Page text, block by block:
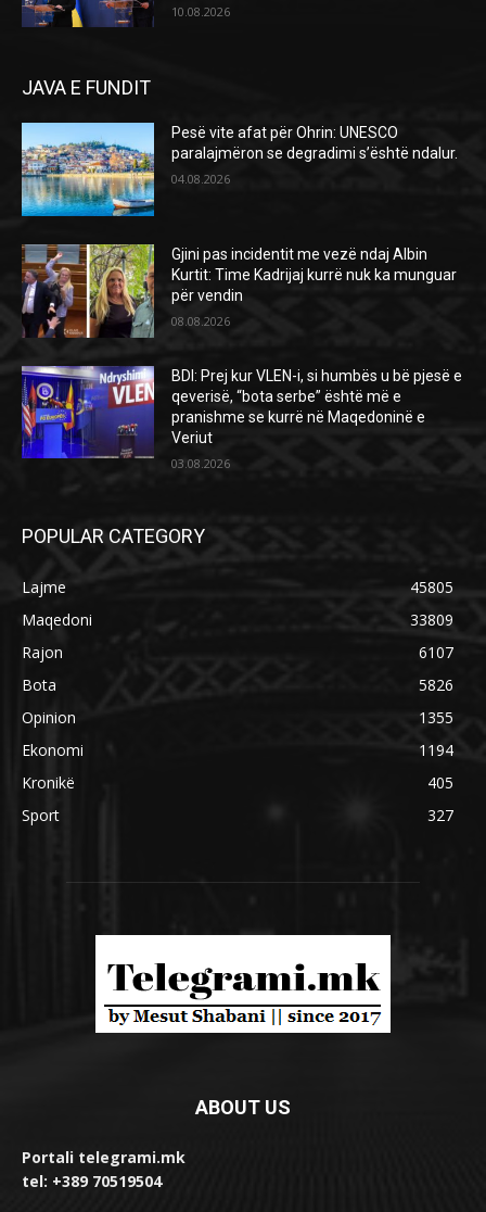
10.08.2026
JAVA E FUNDIT
Pesë vite afat për Ohrin: UNESCO
paralajmëron se degradimi s’është ndalur.
04.08.2026
Gjini pas incidentit me vezë ndaj Albin
Kurtit: Time Kadrijaj kurrë nuk ka munguar
për vendin
08.08.2026
BDI: Prej kur VLEN-i, si humbës u bë pjesë e
qeverisë, “bota serbe” është më e
pranishme se kurrë në Maqedoninë e
Veriut
03.08.2026
POPULAR CATEGORY
Lajme
45805
Maqedoni
33809
Rajon
6107
Bota
5826
Opinion
1355
Ekonomi
1194
Kronikë
405
Sport
327
ABOUT US
Portali telegrami.mk
tel: +389 70519504